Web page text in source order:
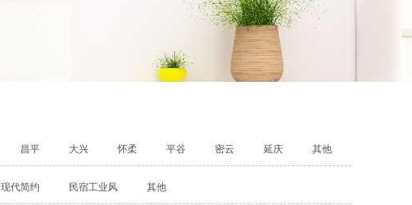
昌平 大兴 怀柔 平谷 密云 延庆 其他
现代简约 民宿工业风 其他